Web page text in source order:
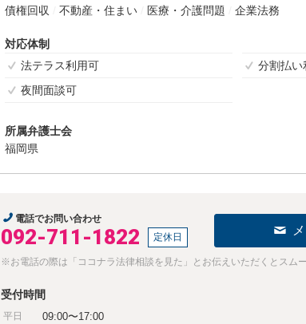
債権回収
不動産・住まい 医療・介護問題 企業法務
対応体制
法テラス利用可
分割払い
夜間面談可
所属弁護士会
福岡県
電話でお問い合わせ
092-711-1822 定休日
※お電話の際は「ココナラ法律相談を見た」とお伝えいただくとスムー
受付時間
平日 09:00〜17:00